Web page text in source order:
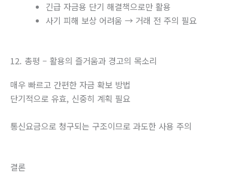
긴급 자금용 단기 해결책으로만 활용
사기 피해 보상 어려움 → 거래 전 주의 필요
12. 총평 – 활용의 즐거움과 경고의 목소리
매우 빠르고 간편한 자금 확보 방법
단기적으로 유효, 신중히 계획 필요
통신요금으로 청구되는 구조이므로 과도한 사용 주의
결론